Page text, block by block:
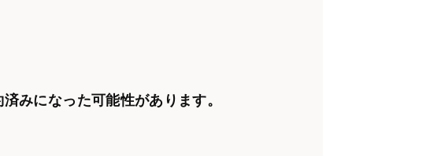
済みになった可能性があります。